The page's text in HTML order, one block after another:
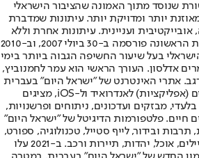
שנוסד מתוך האמונה שהציבור הישראלי
יותר ומדויקת יותר. עיתונות שמדברת
ועניינית. עיתונות אחרת וללא
תשלום. המהדורה המודפסת הראשונה פורסמה ב-30 ביולי 2007, וב-2010
בעל שיעור החשיפה הגבוה ביותר בימי
אדלסון. העורך הראשי הוא עמר לחמנוביץ,
אתרי האינטרנט של "ישראל היום" בעברית
ובאנגלית, כמו כן היישומונים (אפליקציות) לאנדרואיד ול-iOS, מציגים
מבזקים ועדכונים, ניתוחים ופרשנויות,
חיים. פלטפורמות הדיגיטל של "ישראל היום"
ובידור, לייף סטייל, טכנולוגיה, ספורט,
כלכלה וצרכנות, בריאות, חיילים, אוכל, יהדות, תיירות ורכב. ב-2021 עלו